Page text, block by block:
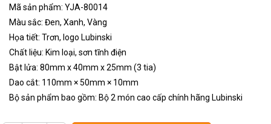
Mã sản phẩm: YJA-80014
Màu sắc: Đen, Xanh, Vàng
Họa tiết: Trơn, logo Lubinski
Chất liệu: Kim loại, sơn tĩnh điện
Bật lửa: 80mm x 40mm x 25mm (3 tia)
Dao cắt: 110mm × 50mm × 10mm
Bộ sản phẩm bao gồm: Bộ 2 món cao cấp chính hãng Lubinski